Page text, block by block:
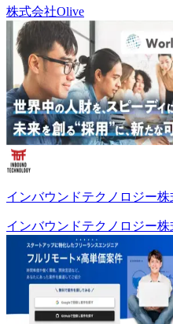
株式会社Olive
インバウンドテクノロジー株
インバウンドテクノロジー株